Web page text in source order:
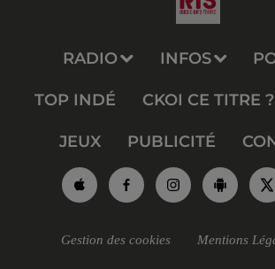
RADIO INFOS
TOP INDÉ CKOI CE TITRE ?
JEUX PUBLICITÉ
Gestion des cookies Mentions